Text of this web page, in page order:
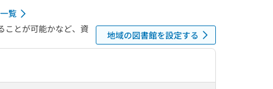
覧
ことが可能かなど、資
地域の図書館を設定する